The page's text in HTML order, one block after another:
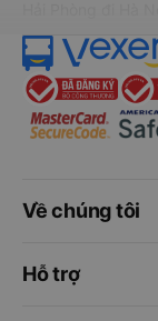
Về chúng tôi
Hỗ trợ